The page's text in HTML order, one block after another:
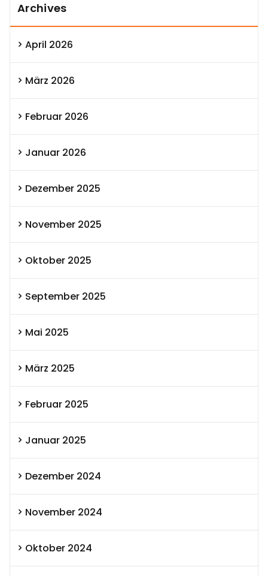
Archives
April 2026
März 2026
Februar 2026
Januar 2026
Dezember 2025
November 2025
Oktober 2025
September 2025
Mai 2025
März 2025
Februar 2025
Januar 2025
Dezember 2024
November 2024
Oktober 2024